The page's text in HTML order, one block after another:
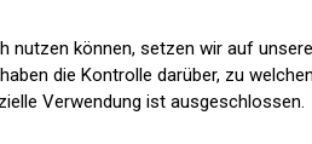
nutzen können, setzen wir auf
die Kontrolle darüber, zu
Verwendung ist ausgeschlossen.